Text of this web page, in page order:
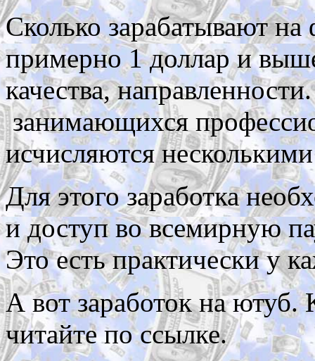
Сколько зарабатывают
примерно 1 доллар и
качества,
занимающихся
исчисляются
Для этого заработка
и доступ во всемирную
Это есть практически у
А вот заработок на
читайте по ссылке.